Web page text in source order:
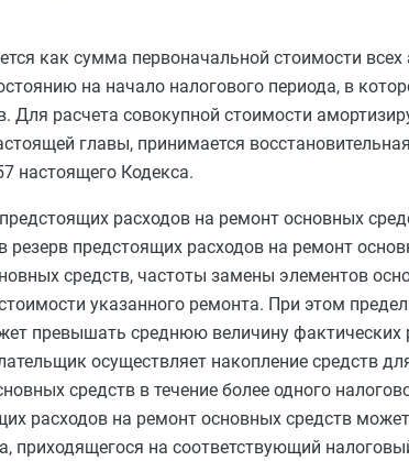
как сумма первоначальной стоимости
на начало налогового периода, в
Для расчета совокупной стоимости
главы, принимается
настоящего Кодекса.
расходов на ремонт основных
предстоящих расходов на ремонт
средств, частоты замены элементов
указанного ремонта. При этом
превышать среднюю величину фактических
осуществляет накопление средств
средств в течение более одного
расходов на ремонт основных средств
приходящегося на соответствующий